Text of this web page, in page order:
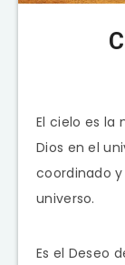
El cielo es la
Dios en el
coordinado
universo.
Es el Deseo